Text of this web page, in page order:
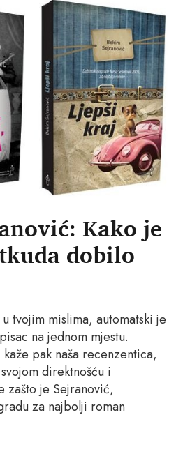
Kako je
dobilo
tvojim mislima, automatski je
na jednom mjestu.
pak naša recenzentica,
direktnošću i
zašto je Sejranović,
za najbolji roman